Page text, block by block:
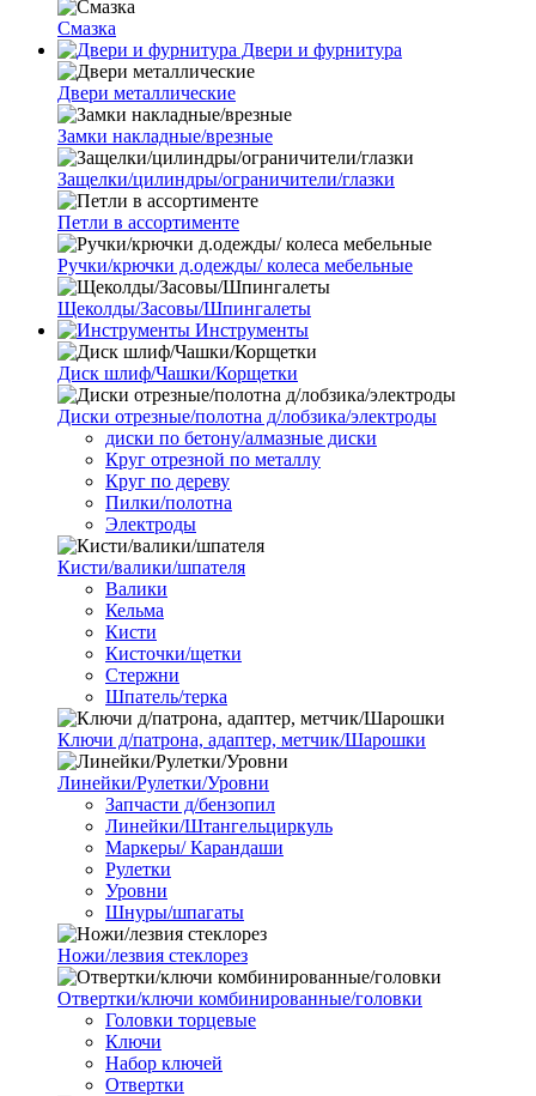
Смазка
Двери и фурнитура
Двери металлические
Замки накладные/врезные
Защелки/цилиндры/ограничители/глазки
Петли в ассортименте
Ручки/крючки д.одежды/ колеса мебельные
Щеколды/Засовы/Шпингалеты
Инструменты
Диск шлиф/Чашки/Корщетки
Диски отрезные/полотна д/лобзика/электроды
диски по бетону/алмазные диски
Круг отрезной по металлу
Круг по дереву
Пилки/полотна
Электроды
Кисти/валики/шпателя
Валики
Кельма
Кисти
Кисточки/щетки
Стержни
Шпатель/терка
Ключи д/патрона, адаптер, метчик/Шарошки
Линейки/Рулетки/Уровни
Запчасти д/бензопил
Линейки/Штангельциркуль
Маркеры/ Карандаши
Рулетки
Уровни
Шнуры/шпагаты
Ножи/лезвия стеклорез
Отвертки/ключи комбинированные/головки
Головки торцевые
Ключи
Набор ключей
Отвертки